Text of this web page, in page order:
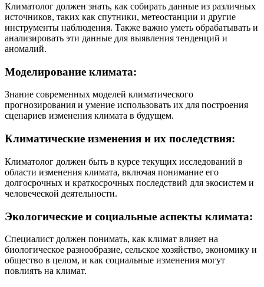
Климатолог должен знать, как собирать данные из различных
источников, таких как спутники, метеостанции и другие
инструменты наблюдения. Также важно уметь обрабатывать и
анализировать эти данные для выявления тенденций и
аномалий.
Моделирование климата:
Знание современных моделей климатического
прогнозирования и умение использовать их для построения
сценариев изменения климата в будущем.
Климатические изменения и их последствия:
Климатолог должен быть в курсе текущих исследований в
области изменения климата, включая понимание его
долгосрочных и краткосрочных последствий для экосистем и
человеческой деятельности.
Экологические и социальные аспекты климата:
Специалист должен понимать, как климат влияет на
биологическое разнообразие, сельское хозяйство, экономику и
общество в целом, и как социальные изменения могут
повлиять на климат.